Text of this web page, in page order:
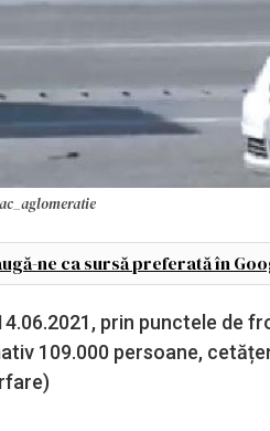
ne ca sursă preferată în
prin punctele de
109.000 persoane,